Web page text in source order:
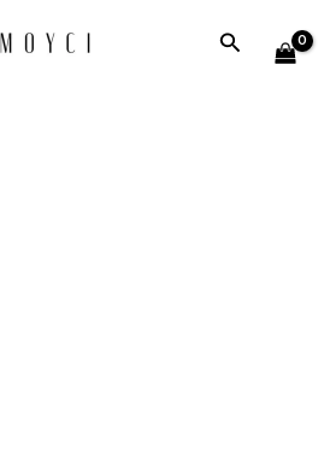
Szukaj